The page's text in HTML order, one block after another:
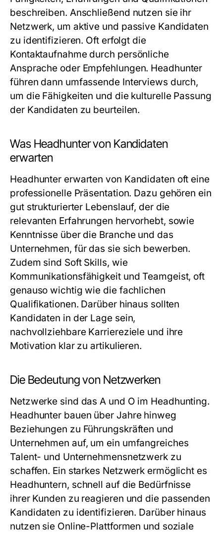
beschreiben. Anschließend nutzen sie ihr
Netzwerk, um aktive und passive Kandidaten
zu identifizieren. Oft erfolgt die
Kontaktaufnahme durch persönliche
Ansprache oder Empfehlungen. Headhunter
führen dann umfassende Interviews durch,
um die Fähigkeiten und die kulturelle Passung
der Kandidaten zu beurteilen.
Was Headhunter von Kandidaten
erwarten
Headhunter erwarten von Kandidaten oft eine
professionelle Präsentation. Dazu gehören ein
gut strukturierter Lebenslauf, der die
relevanten Erfahrungen hervorhebt, sowie
Kenntnisse über die Branche und das
Unternehmen, für das sie sich bewerben.
Zudem sind Soft Skills, wie
Kommunikationsfähigkeit und Teamgeist, oft
genauso wichtig wie die fachlichen
Qualifikationen. Darüber hinaus sollten
Kandidaten in der Lage sein,
nachvollziehbare Karriereziele und ihre
Motivation klar zu artikulieren.
Die Bedeutung von Netzwerken
Netzwerke sind das A und O im Headhunting.
Headhunter bauen über Jahre hinweg
Beziehungen zu Führungskräften und
Unternehmen auf, um ein umfangreiches
Talent- und Unternehmensnetzwerk zu
schaffen. Ein starkes Netzwerk ermöglicht es
Headhuntern, schnell auf die Bedürfnisse
ihrer Kunden zu reagieren und die passenden
Kandidaten zu identifizieren. Darüber hinaus
nutzen sie Online-Plattformen und soziale